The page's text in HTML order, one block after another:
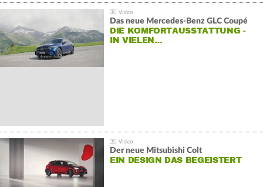
Das neue Mercedes-Benz GLC Coupé
DIE KOMFORTAUSSTATTUNG -
IN VIELEN…
Der neue Mitsubishi Colt
EIN DESIGN DAS BEGEISTERT